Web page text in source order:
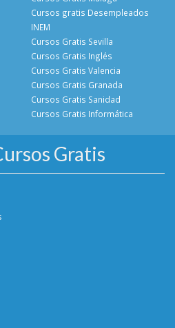
Cursos gratis Desempleados
INEM
Cursos Gratis Sevilla
Cursos Gratis Inglés
Cursos Gratis Valencia
Cursos Gratis Granada
Cursos Gratis Sanidad
Cursos Gratis Informática
Gratis